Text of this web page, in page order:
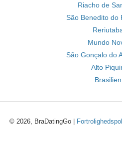
Riacho de
São Benedito do
Mundo
São Gonçalo do
Alto
Brasilien
© 2026, BraDatingGo |